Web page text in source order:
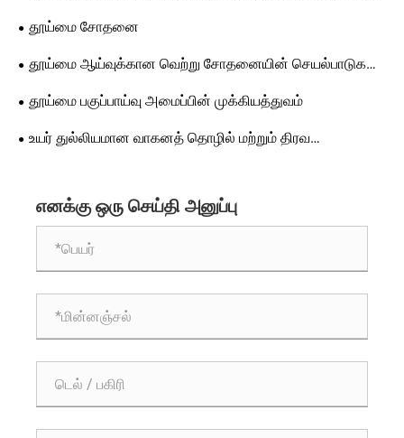
சோதனைக் கருவிக்கான முழுமையான வழிகாட்டி
தூய்மை சோதனை
தூய்மை ஆய்வுக்கான வெற்று சோதனையின் செயல்பாடுகள்
மற்றும் சோதனையைத் தவிர்ப்பதால் ஏற்படும் விளைவுகள்
தூய்மை பகுப்பாய்வு அமைப்பின் முக்கியத்துவம்
உயர் துல்லியமான வாகனத் தொழில் மற்றும் திரவ
மேம்படுத்தல் ISO 16232 (2028) இன் திருத்தத்தை
துரிதப்படுத்துகிறது
எனக்கு ஒரு செய்தி அனுப்பு